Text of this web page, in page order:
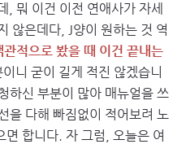
, 뭐 이건 이전 연애사가 자세
않은데다, J양이 원하는 것 역
적으로 봤을 때 이건 끝내는
니 굳이 길게 적진 않겠습니
하신 부분이 많아 매뉴얼을 쓰
을 다해 빠짐없이 적어보려 노
합니다. 자 그럼, 오늘은 여